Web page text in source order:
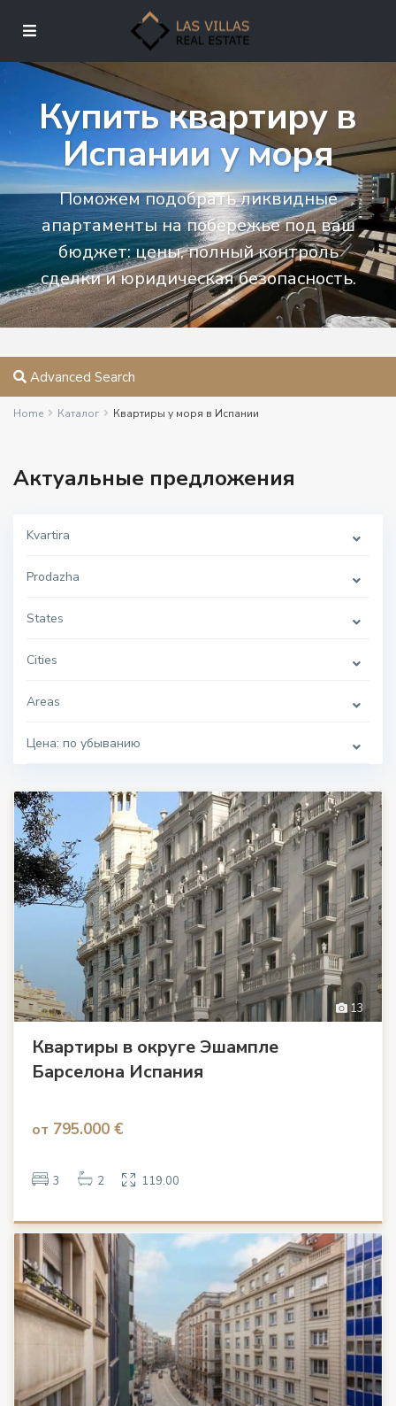
Купить квартиру в
Испании у моря
Поможем подобрать ликвидные
апартаменты на побережье под ваш
бюджет: цены, полный контроль
сделки и юридическая безопасность.
Advanced Search
Home Каталог Квартиры у моря в Испании
Актуальные предложения
Kvartira
Prodazha
States
Cities
Areas
Цена: по убыванию
13
Квартиры в округе Эшампле
Барселона Испания
от 795.000 €
3 2 119.00